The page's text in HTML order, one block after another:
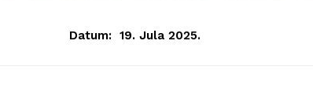
Datum: 19. Jula 2025.